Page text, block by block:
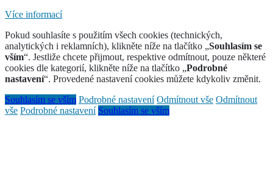
Více informací
Pokud souhlasíte s použitím všech cookies (technických,
analytických i reklamních), klikněte níže na tlačítko „Souhlasím se
vším“. Jestliže chcete přijmout, respektive odmítnout, pouze některé
cookies dle kategorií, klikněte níže na tlačítko „Podrobné
nastavení“. Provedené nastavení cookies můžete kdykoliv změnit.
Souhlasím se vším Podrobné nastavení Odmítnout vše Odmítnout
vše Podrobné nastavení Souhlasím se vším